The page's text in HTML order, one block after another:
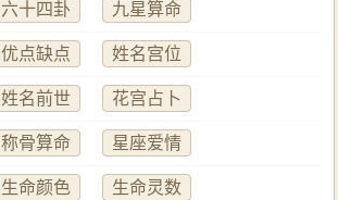
六十四卦 九星算命
优点缺点 姓名宫位
姓名前世 花宫占卜
称骨算命 星座爱情
生命颜色 生命灵数